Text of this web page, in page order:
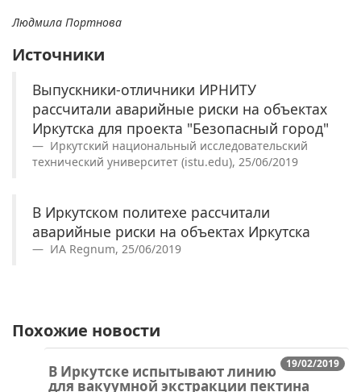
Людмила Портнова
Источники
Выпускники-отличники ИРНИТУ
рассчитали аварийные риски на объектах
Иркутска для проекта "Безопасный город"
Иркутский национальный исследовательский
технический университет (istu.edu), 25/06/2019
В Иркутском политехе рассчитали
аварийные риски на объектах Иркутска
ИА Regnum, 25/06/2019
Похожие новости
19/02/2019
В Иркутске испытывают линию
для вакуумной экстракции пектина